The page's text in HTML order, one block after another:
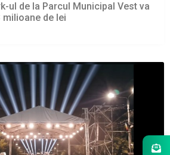
ul de la Parcul Municipal Vest va
de lei